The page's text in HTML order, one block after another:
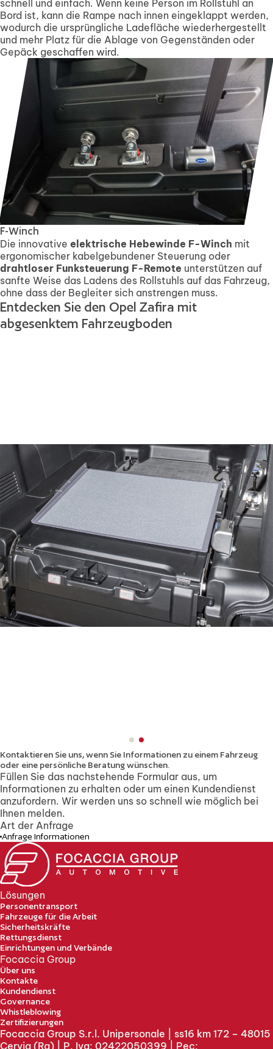
schnell und einfach. Wenn keine Person im Rollstuhl an
Bord ist, kann die Rampe nach innen eingeklappt werden,
wodurch die ursprüngliche Ladefläche wiederhergestellt
und mehr Platz für die Ablage von Gegenständen oder
Gepäck geschaffen wird.
F-Winch
Die innovative elektrische Hebewinde F-Winch mit
ergonomischer kabelgebundener Steuerung oder
drahtloser Funksteuerung F-Remote unterstützen auf
sanfte Weise das Ladens des Rollstuhls auf das Fahrzeug,
ohne dass der Begleiter sich anstrengen muss.
Entdecken Sie den Opel Zafira mit
abgesenktem Fahrzeugboden
Kontaktieren Sie uns, wenn Sie Informationen zu einem Fahrzeug
oder eine persönliche Beratung wünschen.
Füllen Sie das nachstehende Formular aus, um
Informationen zu erhalten oder um einen Kundendienst
anzufordern. Wir werden uns so schnell wie möglich bei
Ihnen melden.
Art der Anfrage
Anfrage Informationen
Lösungen
Personentransport
Fahrzeuge für die Arbeit
Sicherheitskräfte
Rettungsdienst
Einrichtungen und Verbände
Focaccia Group
Über uns
Kontakte
Kundendienst
Governance
Whistleblowing
Zertifizierungen
Focaccia Group S.r.l. Unipersonale | ss16 km 172 – 48015
Cervia (Ra) | P. Iva: 02422050399 | Pec: